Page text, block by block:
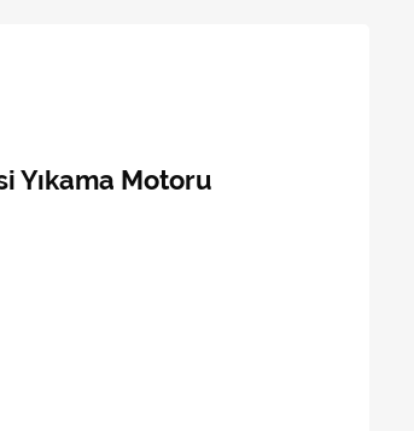
Yıkama Motoru